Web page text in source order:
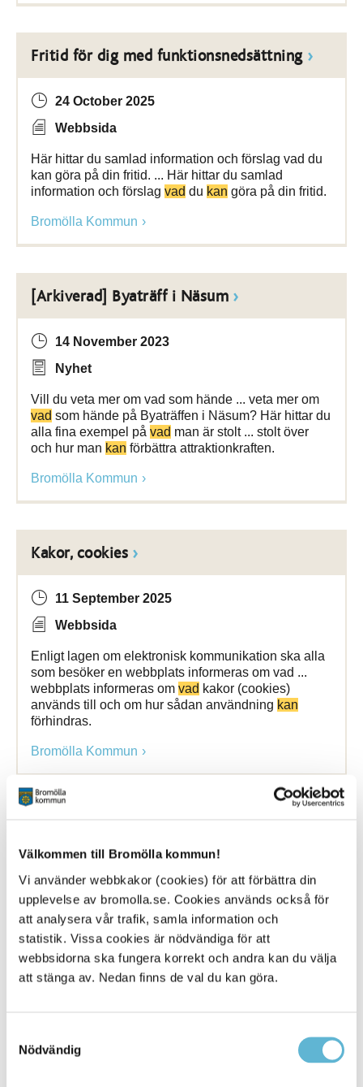
Välkommen till Bromölla kommun!
Vi använder webbkakor (cookies) för att förbättra din
upplevelse av bromolla.se. Cookies används också för
att analysera vår trafik, samla information och
statistik. Vissa cookies är nödvändiga för att
webbsidorna ska fungera korrekt och andra kan du välja
att stänga av. Nedan finns de val du kan göra.
Nödvändig
Fritid för dig med funktionsnedsättning
24 October 2025
Webbsida
Här hittar du samlad information och förslag vad du
kan göra på din fritid. ... Här hittar du samlad
information och förslag vad du kan göra på din fritid.
Bromölla Kommun
[Arkiverad] Byaträff i Näsum
14 November 2023
Nyhet
Vill du veta mer om vad som hände ... veta mer om
vad som hände på Byaträffen i Näsum? Här hittar du
alla fina exempel på vad man är stolt ... stolt över
och hur man kan förbättra attraktionkraften.
Bromölla Kommun
Kakor, cookies
11 September 2025
Webbsida
Enligt lagen om elektronisk kommunikation ska alla
som besöker en webbplats informeras om vad ...
webbplats informeras om vad kakor (cookies)
används till och om hur sådan användning kan
förhindras.
Bromölla Kommun
Nyhet
Här får du några tips på vad du kan tänka på för att
undvika ... Här får du några tips påvad du
på för att undvika oönskad lukt och otrevliga insekter
i m